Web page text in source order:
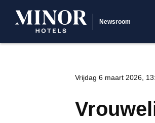
Newsroom
Vrijdag 6 maart 2026,